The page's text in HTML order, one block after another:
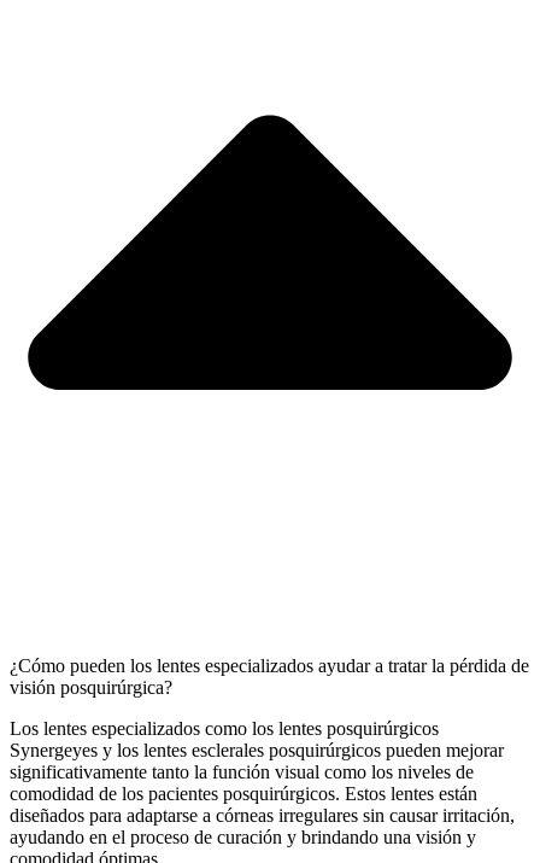
¿Cómo pueden los lentes especializados ayudar a tratar la pérdida de
visión posquirúrgica?
Los lentes especializados como los lentes posquirúrgicos
Synergeyes y los lentes esclerales posquirúrgicos pueden mejorar
significativamente tanto la función visual como los niveles de
comodidad de los pacientes posquirúrgicos. Estos lentes están
diseñados para adaptarse a córneas irregulares sin causar irritación,
ayudando en el proceso de curación y brindando una visión y